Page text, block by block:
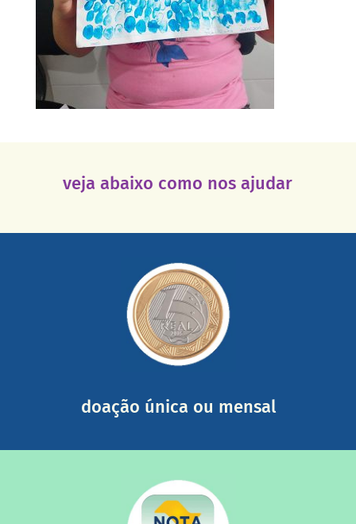
veja abaixo como nos ajudar
doação única ou mensal
mail mostrando tudo o que fizemos com a sua ajuda
somada a de outras pessoas.
saiba mais